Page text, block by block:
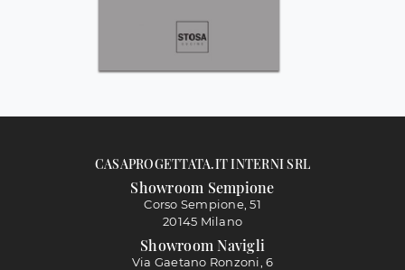
CASAPROGETTATA.IT INTERNI SRL
Showroom Sempione
Corso Sempione, 51
20145 Milano
Showroom Navigli
Via Gaetano Ronzoni, 6